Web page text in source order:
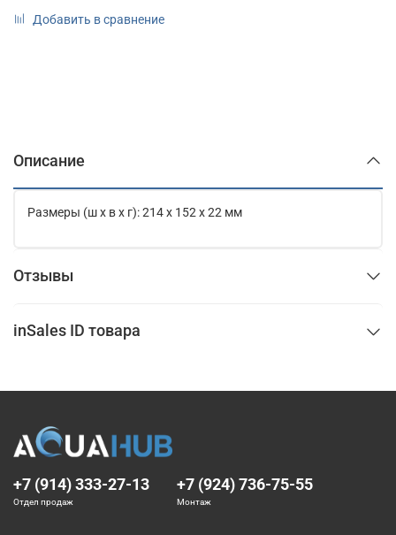
Добавить в сравнение
Описание
Размеры (ш x в x г): 214 x 152 x 22 мм
Отзывы
inSales ID товара
+7 (914) 333-27-13
Отдел продаж
+7 (924) 736-75-55
Монтаж